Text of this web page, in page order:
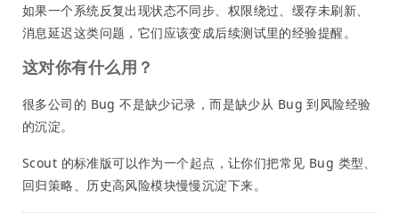
如果一个系统反复出现状态不同步、权限绕过、缓存未刷新、
消息延迟这类问题，它们应该变成后续测试里的经验提醒。
这对你有什么用？
很多公司的 Bug 不是缺少记录，而是缺少从 Bug 到风险经验
的沉淀。
Scout 的标准版可以作为一个起点，让你们把常见 Bug 类型、
回归策略、历史高风险模块慢慢沉淀下来。